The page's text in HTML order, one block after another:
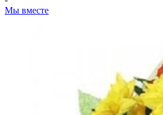
Мы вместе